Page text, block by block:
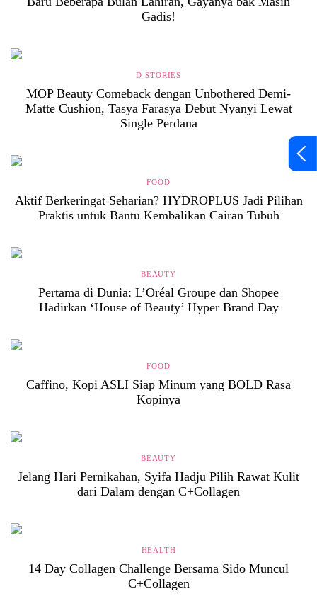
Gadis!
D-STORIES
MOP Beauty Comeback dengan Unbothered Demi-
Matte Cushion, Tasya Farasya Debut Nyanyi Lewat
Single Perdana
FOOD
Aktif Berkeringat Seharian? HYDROPLUS Jadi Pilihan
Praktis untuk Bantu Kembalikan Cairan Tubuh
BEAUTY
Pertama di Dunia: L’Oréal Groupe dan Shopee
Hadirkan ‘House of Beauty’ Hyper Brand Day
FOOD
Caffino, Kopi ASLI Siap Minum yang BOLD Rasa
Kopinya
BEAUTY
Jelang Hari Pernikahan, Syifa Hadju Pilih Rawat Kulit
dari Dalam dengan C+Collagen
HEALTH
14 Day Collagen Challenge Bersama Sido Muncul
C+Collagen